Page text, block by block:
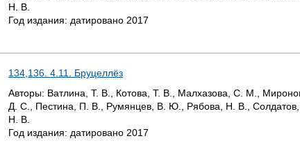
Н. В.
Год издания: датировано 2017
134,136. 4.11. Бруцеллёз
Авторы: Ватлина, Т. В., Котова, Т. В., Малхазова, С. М.,
Д. С., Пестина, П. В., Румянцев, В. Ю., Рябова, Н. В.,
Н. В.
Год издания: датировано 2017